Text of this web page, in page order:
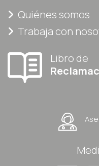
Quiénes somos
Trabaja con
Libro de